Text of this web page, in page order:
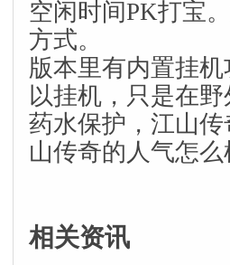
空闲时间PK打宝
方式。
版本里有内置挂
以挂机，只是在
药水保护， 江山传
山传奇的人气怎
相关资讯